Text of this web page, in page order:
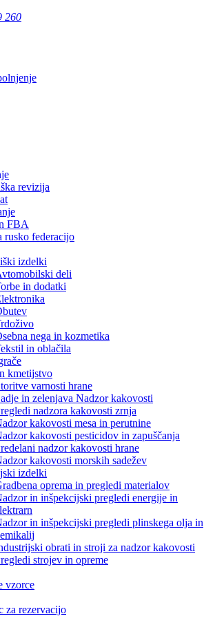
260
revizija
FBA
rusko federacijo
izdelki
deli
in dodatki
nega in kozmetika
in oblačila
kmetijstvo
varnosti hrane
in zelenjava Nadzor kakovosti
nadzora kakovosti zrnja
kakovosti mesa in perutnine
kakovosti pesticidov in zapuščanja
nadzor kakovosti hrane
kakovosti morskih sadežev
izdelki
oprema in pregledi materialov
in inšpekcijski pregledi energije in
in inšpekcijski pregledi plinskega olja in
obrati in stroji za nadzor kakovosti
strojev in opreme
vzorce
za rezervacijo